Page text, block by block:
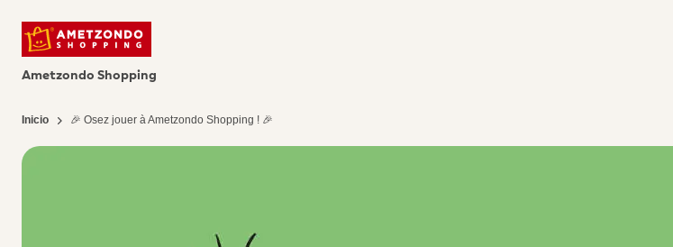
Ametzondo Shopping
Inicio 🎉 Osez jouer à Ametzondo Shopping ! 🎉